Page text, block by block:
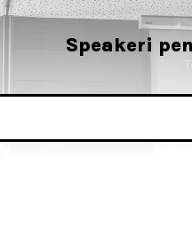
Speakeri